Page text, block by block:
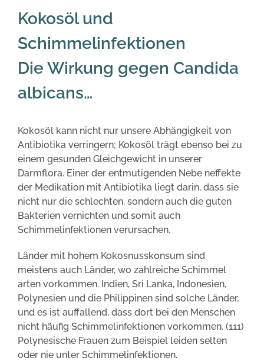
Kokosöl und
Schimmelinfektionen
Die Wirkung gegen Candida
albicans…
Kokosöl kann nicht nur unsere Abhängigkeit von
Antibiotika verringern; Kokosöl trägt ebenso bei zu
einem gesunden Gleichgewicht in unserer
Darmflora. Einer der entmutigenden Nebe neffekte
der Medikation mit Antibiotika liegt darin, dass sie
nicht nur die schlechten, sondern auch die guten
Bakterien vernichten und somit auch
Schimmelinfektionen verursachen.
Länder mit hohem Kokosnusskonsum sind
meistens auch Länder, wo zahlreiche Schimmel
arten vorkommen. Indien, Sri Lanka, Indonesien,
Polynesien und die Philippinen sind solche Länder,
und es ist auffallend, dass dort bei den Menschen
nicht häufig Schimmelinfektionen vorkommen. (111)
Polynesische Frauen zum Beispiel leiden selten
oder nie unter Schimmelinfektionen.